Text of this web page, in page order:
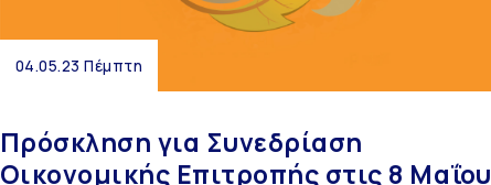
04.05.23 Πέμπτη
Πρόσκληση για Συνεδρίαση
Οικονομικής Επιτροπής στις 8 Μαΐου